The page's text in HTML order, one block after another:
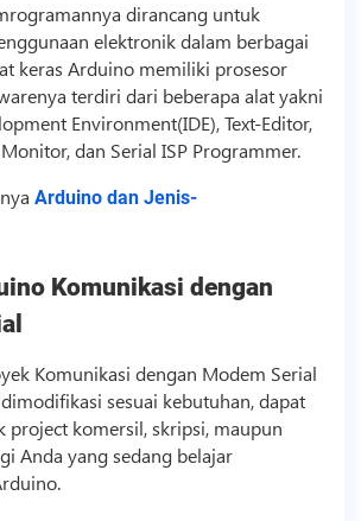
dirancang untuk
elektronik dalam berbagai
keras Arduino memiliki prosesor
terdiri dari beberapa alat yakni
Environment(IDE), Text-Editor,
dan Serial ISP Programmer.
Arduino dan Jenis-
Komunikasi dengan
Komunikasi dengan Modem Serial
sesuai kebutuhan, dapat
project komersil, skripsi, maupun
Anda yang sedang belajar